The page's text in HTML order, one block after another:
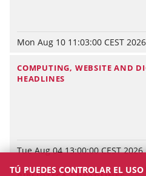
Mon Aug 10 11:03:00 CEST 2026
COMPUTING, WEBSITE AND
HEADLINES
Tue Aug 04 13:00:00 CEST 2026
TÚ PUEDES CONTROLAR EL